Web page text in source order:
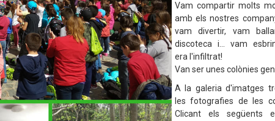
Vam compartir molts
amb els nostres
vam divertir, vam
discoteca i... vam
era l'infiltrat!
Van ser unes colònies
A la galeria d'imatges
les fotografies de les
Clicant els següents